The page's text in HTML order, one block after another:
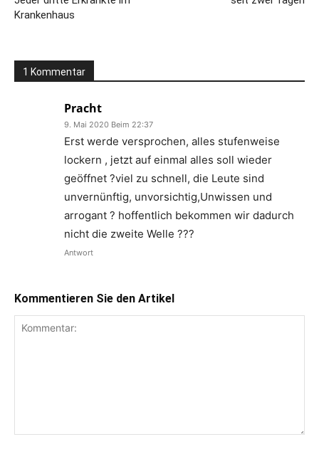
Krankenhaus
1 Kommentar
Pracht
9. Mai 2020 Beim 22:37
Erst werde versprochen, alles stufenweise
lockern , jetzt auf einmal alles soll wieder
geöffnet ?viel zu schnell, die Leute sind
unvernünftig, unvorsichtig,Unwissen und
arrogant ? hoffentlich bekommen wir dadurch
nicht die zweite Welle ???
Antwort
Kommentieren Sie den Artikel